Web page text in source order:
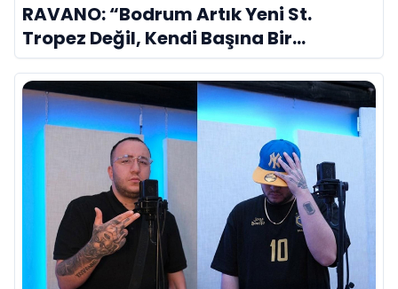
RAVANO: “Bodrum Artık Yeni St.
Tropez Değil, Kendi Başına Bir
Referans”